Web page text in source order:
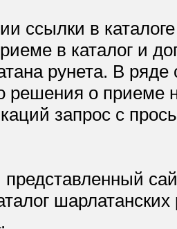
ссылки в
в каталог и
рунета. В
решения о приеме
запрос с